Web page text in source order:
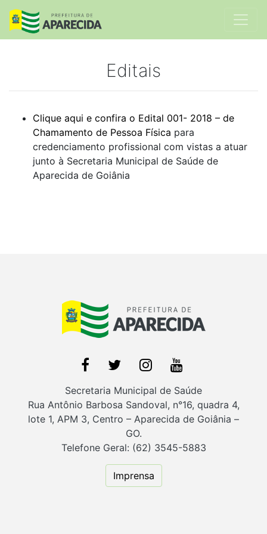
Editais
Clique aqui e confira o Edital 001- 2018 – de
Chamamento de Pessoa Física para
credenciamento profissional com vistas a atuar
junto à Secretaria Municipal de Saúde de
Aparecida de Goiânia
Secretaria Municipal de Saúde
Rua Antônio Barbosa Sandoval, n°16, quadra 4,
lote 1, APM 3, Centro – Aparecida de Goiânia –
GO.
Telefone Geral: (62) 3545-5883
Imprensa